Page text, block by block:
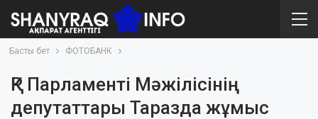
Басты бет ФОТОБАНК
ҚР Парламенті Мәжілісінің
депутаттары Таразда жұмыс